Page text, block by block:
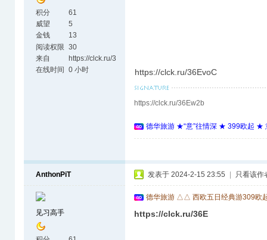
积分
61
威望
5
金钱
13
阅读权限 30
来自
https://clck.ru/3
6EvVL
在线时间 0 小时 https://clck.ru/36EvoC
https://clck.ru/36Ew2b
德华旅游 ★“意”往情深 ★ 399欧起 ★
AnthonPiT
见习高手
发表于 2024-2-15 23:55 只看该作
德华旅游 △△ 西欧五日经典游309欧
https://clck.ru/36E